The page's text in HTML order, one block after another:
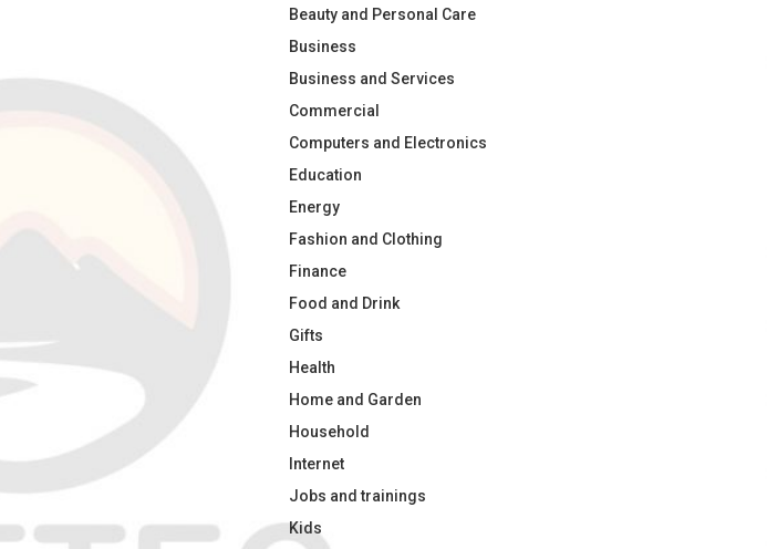
Beauty and Personal Care
Business
Business and Services
Commercial
Computers and Electronics
Education
Energy
Fashion and Clothing
Finance
Food and Drink
Gifts
Health
Home and Garden
Household
Internet
Jobs and trainings
Kids